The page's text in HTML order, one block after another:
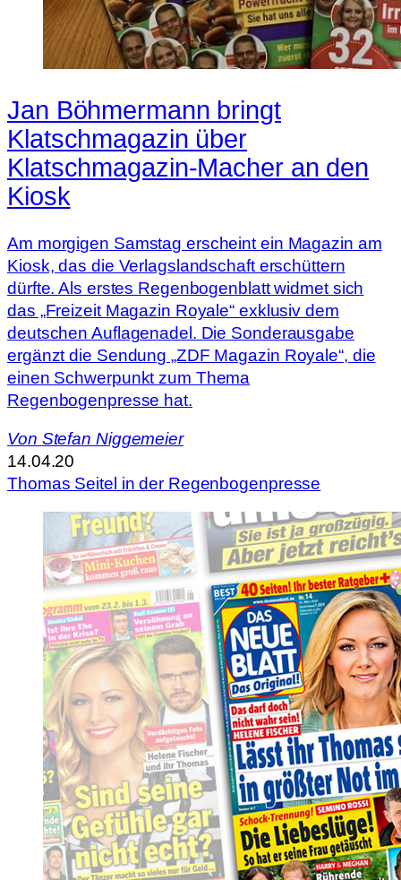
Jan Böhmermann bringt
Klatschmagazin über
Klatschmagazin-Macher an den
Kiosk
Am morgigen Samstag erscheint ein Magazin am
Kiosk, das die Verlagslandschaft erschüttern
dürfte. Als erstes Regenbogenblatt widmet sich
das „Freizeit Magazin Royale“ exklusiv dem
deutschen Auflagenadel. Die Sonderausgabe
ergänzt die Sendung „ZDF Magazin Royale“, die
einen Schwerpunkt zum Thema
Regenbogenpresse hat.
Von Stefan Niggemeier
14.04.20
Thomas Seitel in der Regenbogenpresse